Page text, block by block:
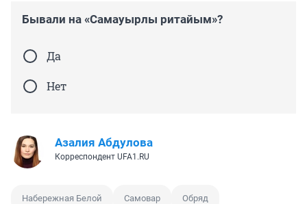
Бывали на «Самауырлы ритайым»?
Да
Нет
Азалия Абдулова
Корреспондент UFA1.RU
Набережная Белой Самовар Обряд